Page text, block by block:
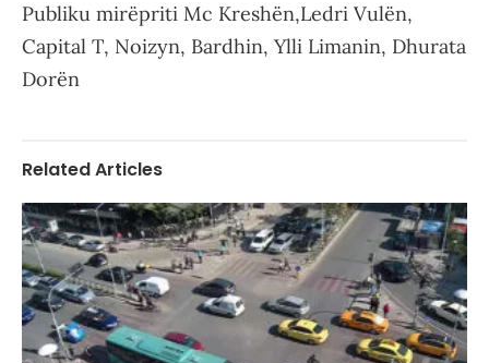
Publiku mirëpriti Mc Kreshën,Ledri Vulën,
Capital T, Noizyn, Bardhin, Ylli Limanin, Dhurata
Dorën
Related Articles